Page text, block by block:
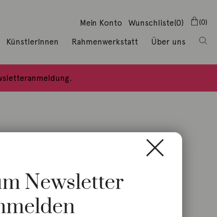
Mein Konto (0)
Wunschliste 0
KünstlerInnen Rahmenwerkstatt Über uns
Newsletter